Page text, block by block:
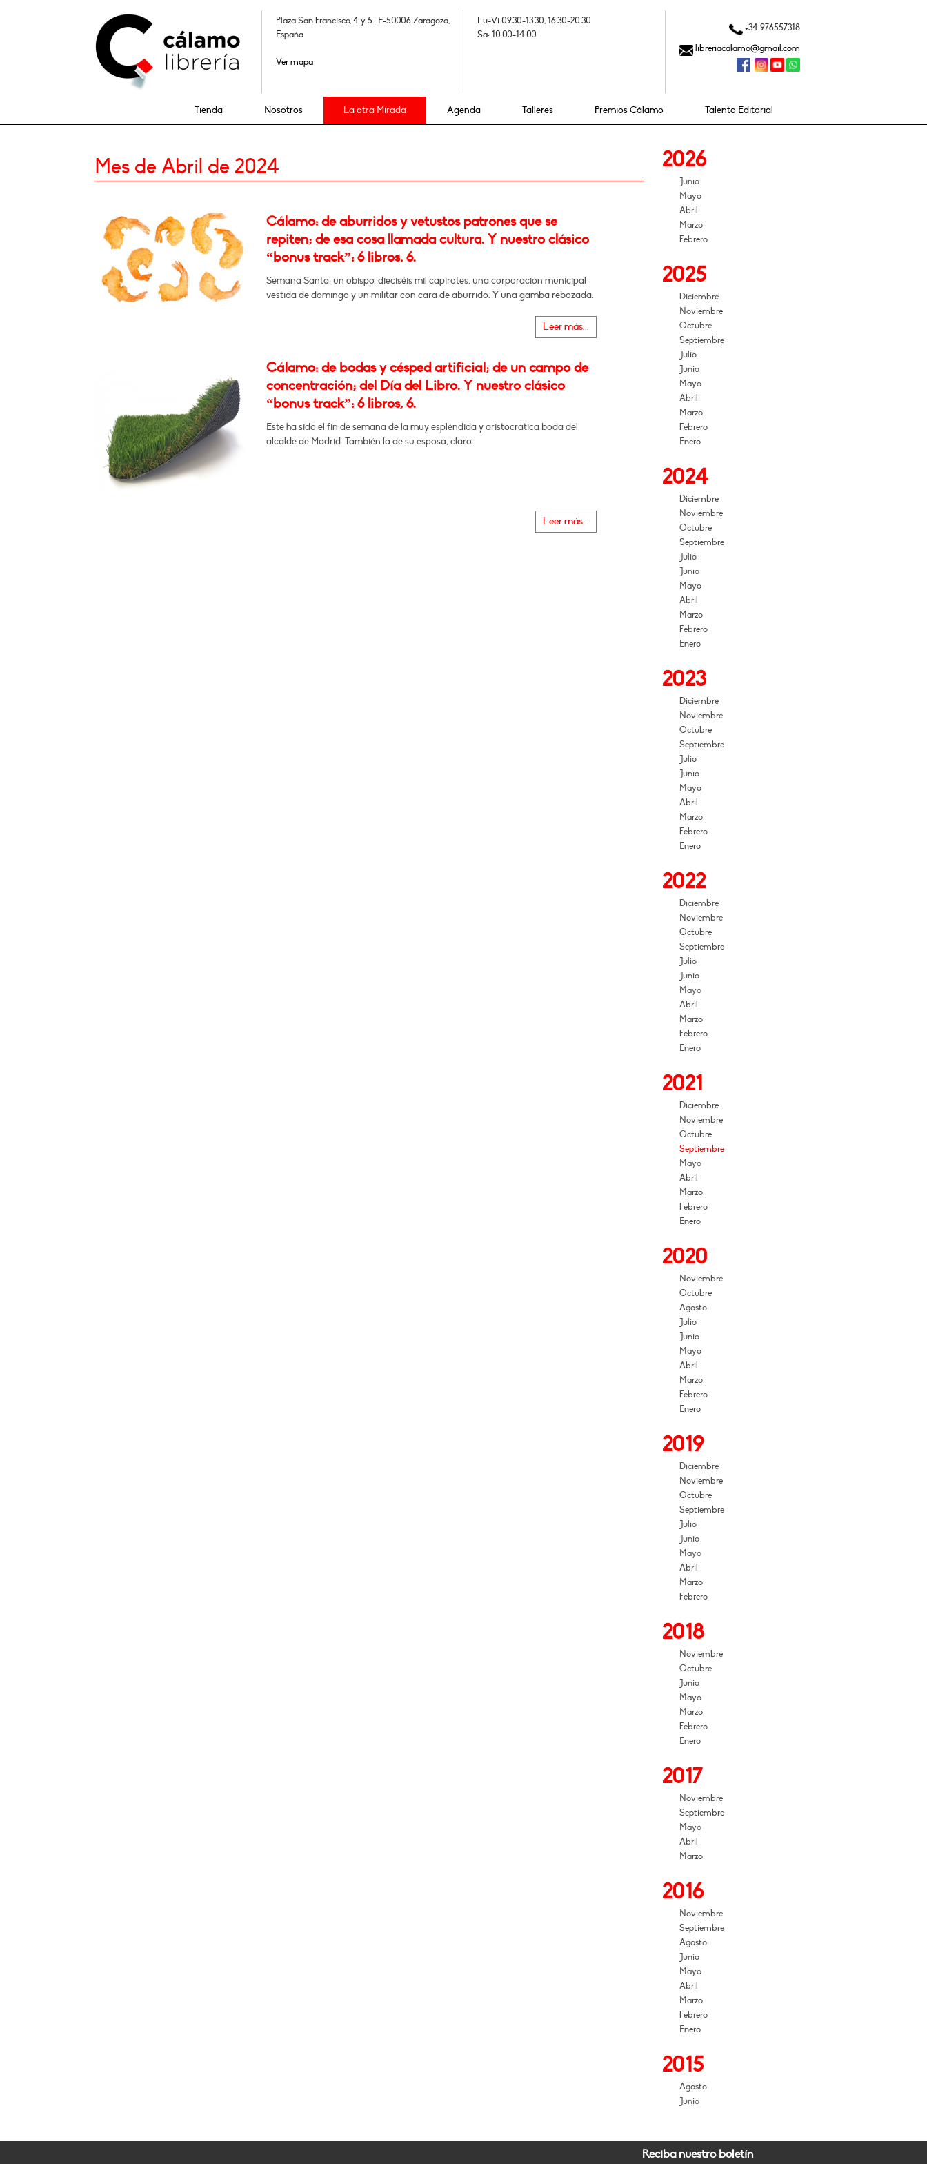
Plaza San Francisco, 4 y 5. E-50006 Zaragoza,
España
Ver mapa
Lu-Vi 09.30-13.30, 16.30-20.30
Sa: 10.00-14.00
+34 976557318
libreriacalamo@gmail.com
Tienda Nosotros La otra Mirada Agenda Talleres Premios Cálamo Talento Editorial
Mes de Abril de 2024
Cálamo: de aburridos y vetustos patrones que se
repiten; de esa cosa llamada cultura. Y nuestro clásico
“bonus track”: 6 libros, 6.
Semana Santa: un obispo, dieciséis mil capirotes, una corporación municipal
vestida de domingo y un militar con cara de aburrido. Y una gamba rebozada.
Leer más...
Cálamo: de bodas y césped artificial; de un campo de
concentración; del Día del Libro. Y nuestro clásico
“bonus track”: 6 libros, 6.
Este ha sido el fin de semana de la muy espléndida y aristocrática boda del
alcalde de Madrid. También la de su esposa, claro.
Leer más...
2026
Junio
Mayo
Abril
Marzo
Febrero
2025
Diciembre
Noviembre
Octubre
Septiembre
Julio
Junio
Mayo
Abril
Marzo
Febrero
Enero
2024
Diciembre
Noviembre
Octubre
Septiembre
Julio
Junio
Mayo
Abril
Marzo
Febrero
Enero
2023
Diciembre
Noviembre
Octubre
Septiembre
Julio
Junio
Mayo
Abril
Marzo
Febrero
Enero
2022
Diciembre
Noviembre
Octubre
Septiembre
Julio
Junio
Mayo
Abril
Marzo
Febrero
Enero
2021
Diciembre
Noviembre
Octubre
Septiembre
Mayo
Abril
Marzo
Febrero
Enero
2020
Noviembre
Octubre
Agosto
Julio
Junio
Mayo
Abril
Marzo
Febrero
Enero
2019
Diciembre
Noviembre
Octubre
Septiembre
Julio
Junio
Mayo
Abril
Marzo
Febrero
2018
Noviembre
Octubre
Junio
Mayo
Marzo
Febrero
Enero
2017
Noviembre
Septiembre
Mayo
Abril
Marzo
2016
Noviembre
Septiembre
Agosto
Junio
Mayo
Abril
Marzo
Febrero
Enero
2015
Agosto
Junio
Reciba nuestro boletín